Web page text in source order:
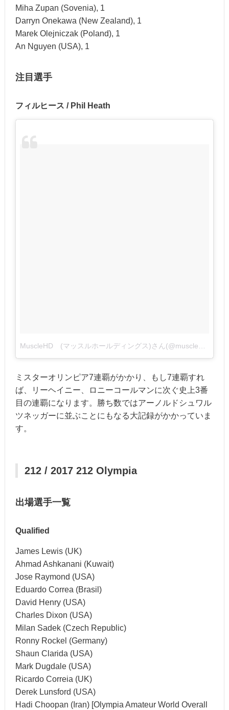
Miha Zupan (Sovenia), 1
Darryn Onekawa (New Zealand), 1
Marek Olejniczak (Poland), 1
An Nguyen (USA), 1
注目選手
フィルヒース / Phil Heath
ミスターオリンピア7連覇がかかり、もし7連覇すれ
ば、リーヘイニー、ロニーコールマンに次ぐ史上3番
目の連覇になります。勝ち数ではアーノルドシュワル
ツネッガーに並ぶことにもなる大記録がかかっていま
す。
212 / 2017 212 Olympia
出場選手一覧
Qualified
James Lewis (UK)
Ahmad Ashkanani (Kuwait)
Jose Raymond (USA)
Eduardo Correa (Brasil)
David Henry (USA)
Charles Dixon (USA)
Milan Sadek (Czech Republic)
Ronny Rockel (Germany)
Shaun Clarida (USA)
Mark Dugdale (USA)
Ricardo Correia (UK)
Derek Lunsford (USA)
Hadi Choopan (Iran) [Olympia Amateur World Overall